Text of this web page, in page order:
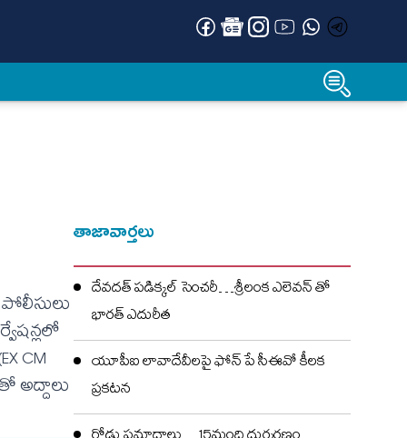
CM
అద్దాలు
తాజావార్తలు
దేవదత్ పడిక్కల్‌ సెంచరీ…శ్రీలంక ఎలెవన్ తో
భారత్ ఎదురీత
యూపీఐ లావాదేవీలపై ఫోన్ పే సీఈవో కీలక
ప్రకటన